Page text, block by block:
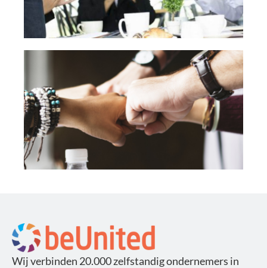
EXPERIENCE
PARTNERSHIP
Wij verbinden 20.000 zelfstandig ondernemers in